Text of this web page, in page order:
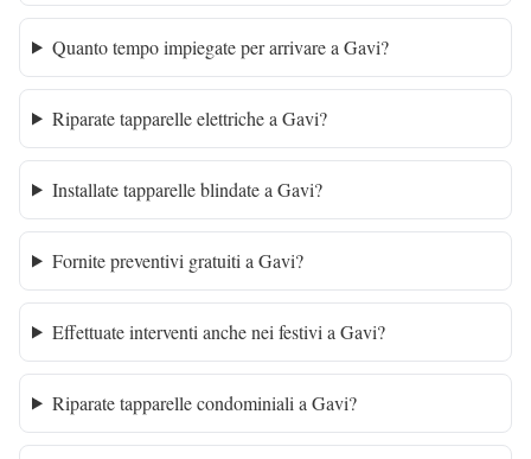
Quanto tempo impiegate per arrivare a Gavi?
Riparate tapparelle elettriche a Gavi?
Installate tapparelle blindate a Gavi?
Fornite preventivi gratuiti a Gavi?
Effettuate interventi anche nei festivi a Gavi?
Riparate tapparelle condominiali a Gavi?